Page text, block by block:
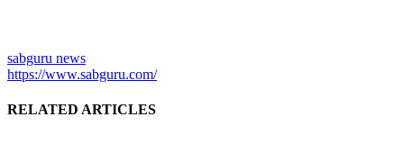
sabguru news
https://www.sabguru.com/
RELATED ARTICLES